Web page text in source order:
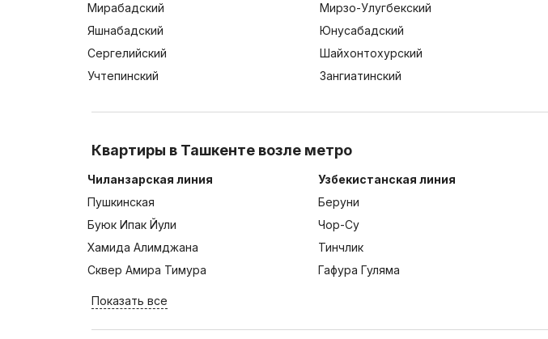
Мирабадский
Мирзо-Улугбекский
Яшнабадский
Юнусабадский
Сергелийский
Шайхонтохурский
Учтепинский
Зангиатинский
Квартиры в Ташкенте возле метро
Чиланзарская линия
Пушкинская
Буюк Ипак Йули
Хамида Алимджана
Сквер Амира Тимура
Узбекистанская линия
Беруни
Чор-Су
Тинчлик
Гафура Гуляма
Показать все